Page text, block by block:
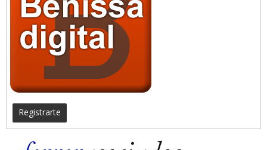
Registrarte